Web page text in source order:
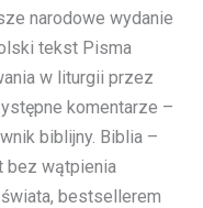
narodowe wydanie
tekst Pisma
w liturgii przez
komentarze –
biblijny. Biblia –
bez wątpienia
bestsellerem